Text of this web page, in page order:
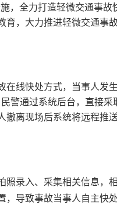
，全力打造轻微交通事
，大力推进轻微交通事
线快处方式，当事人发
警通过系统后台，直接采
离现场后系统将远程推
录入、采集相关信息，
导致事故当事人自主快